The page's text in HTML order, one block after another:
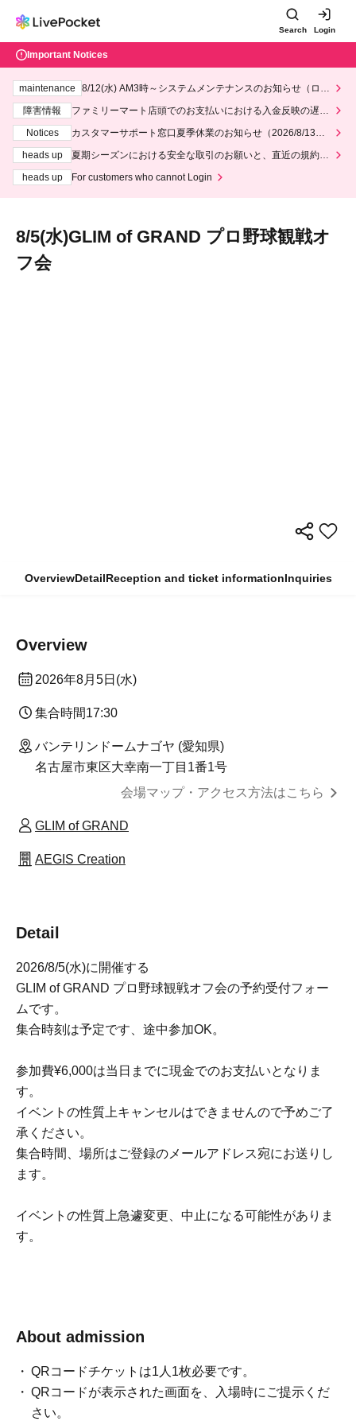
Search Login
Important Notices
maintenance
8/12(水) AM3時～システムメンテナンスのお知らせ（ロー
障害情報
ファミリーマート店頭でのお支払いにおける入金反映の遅延
Notices
カスタマーサポート窓口夏季休業のお知らせ（2026/8/13～2
heads up
夏期シーズンにおける安全な取引のお願いと、直近の規約違
heads up
For customers who cannot Login
8/5(水)GLIM of GRAND プロ野球観戦オ
フ会
OverviewDetailReception and ticket informationInquiries
Overview
2026年8月5日(水)
集合時間17:30
バンテリンドームナゴヤ (愛知県)
名古屋市東区大幸南一丁目1番1号
会場マップ・アクセス方法はこちら
GLIM of GRAND
AEGIS Creation
Detail
2026/8/5(水)に開催する
GLIM of GRAND プロ野球観戦オフ会の予約受付フォー
ムです。
集合時刻は予定です、途中参加OK。
参加費¥6,000は当日までに現金でのお支払いとなりま
す。
イベントの性質上キャンセルはできませんので予めご了
承ください。
集合時間、場所はご登録のメールアドレス宛にお送りし
ます。
イベントの性質上急遽変更、中止になる可能性がありま
す。
About admission
QRコードチケットは1人1枚必要です。
QRコードが表示された画面を、入場時にご提示くだ
さい。